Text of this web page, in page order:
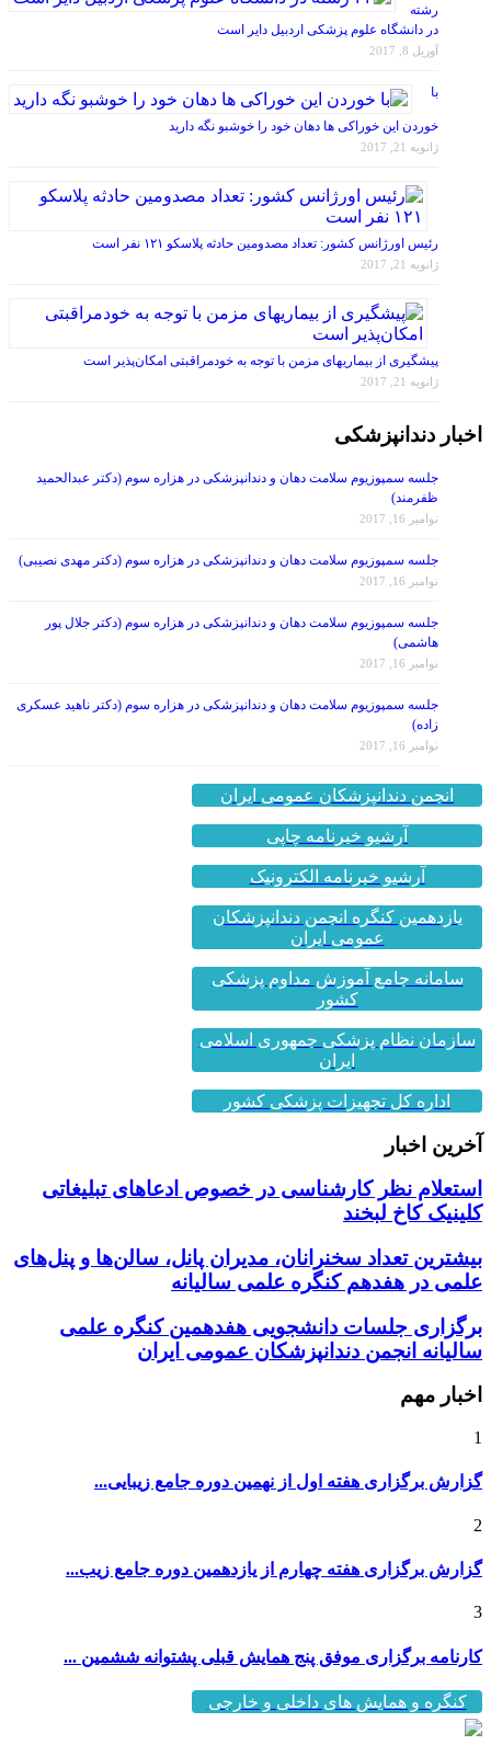
رشته
در دانشگاه علوم پزشکی اردبیل دایر است
آوریل 8, 2017
با
خوردن این خوراکی ها دهان خود را خوشبو نگه دارید
ژانویه 21, 2017
رئیس اورژانس کشور: تعداد مصدومین حادثه پلاسکو ۱۲۱ نفر است
ژانویه 21, 2017
پیشگیری از بیماریهای مزمن با توجه به خودمراقبتی امکان‌پذیر است
ژانویه 21, 2017
اخبار دندانپزشکی
جلسه سمپوزیوم سلامت دهان و دندانپزشکی در هزاره سوم (دکتر عبدالحمید
ظفرمند)
نوامبر 16, 2017
جلسه سمپوزیوم سلامت دهان و دندانپزشکی در هزاره سوم (دکتر مهدی نصیبی)
نوامبر 16, 2017
جلسه سمپوزیوم سلامت دهان و دندانپزشکی در هزاره سوم (دکتر جلال پور
هاشمی)
نوامبر 16, 2017
جلسه سمپوزیوم سلامت دهان و دندانپزشکی در هزاره سوم (دکتر ناهید عسکری
زاده)
نوامبر 16, 2017
انجمن دندانپزشکان عمومی ایران
آرشیو خبرنامه چاپی
آرشیو خبرنامه الکترونیک
یازدهمین کنگره انجمن دندانپزشکان
عمومی ایران
سامانه جامع آموزش مداوم پزشکی
کشور
سازمان نظام پزشکی جمهوری اسلامی
ایران
اداره کل تجهیزات پزشکی کشور
آخرین اخبار
استعلام نظر کارشناسی در خصوص ادعاهای تبلیغاتی
کلینیک کاخ لبخند
بیشترین تعداد سخنرانان، مدیران پانل، سالن‌ها و پنل‌های
علمی در هفدهم کنگره علمی سالیانه
برگزاری جلسات دانشجویی هفدهمین کنگره علمی
سالیانه انجمن دندانپزشکان عمومی ایران
اخبار مهم
1
گزارش برگزاری هفته اول از نهمین دوره جامع زیبایی...
2
گزارش برگزاری هفته چهارم از یازدهمین دوره جامع زیب...
3
کارنامه برگزاری موفق پنج همایش قبلی پشتوانه ششمین ...
کنگره و همایش های داخلی و خارجی